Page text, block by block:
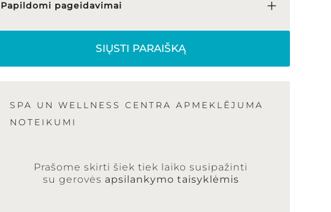
Papildomi pageidavimai
SIŲSTI PARAIŠKĄ
SPA UN WELLNESS CENTRA APMEKLĒJUMA
NOTEIKUMI
Prašome skirti šiek tiek laiko susipažinti
su gerovės apsilankymo taisyklėmis